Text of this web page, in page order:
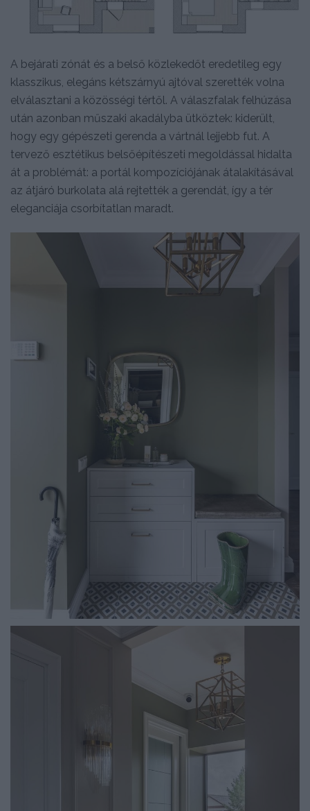
A bejárati zónát és a belső közlekedőt eredetileg egy
klasszikus, elegáns kétszárnyú ajtóval szerették volna
elválasztani a közösségi tértől. A válaszfalak felhúzása
után azonban műszaki akadályba ütköztek: kiderült,
hogy egy gépészeti gerenda a vártnál lejjebb fut. A
tervező esztétikus belsőépítészeti megoldással hidalta
át a problémát: a portál kompozíciójának átalakításával
az átjáró burkolata alá rejtették a gerendát, így a tér
eleganciája csorbítatlan maradt.